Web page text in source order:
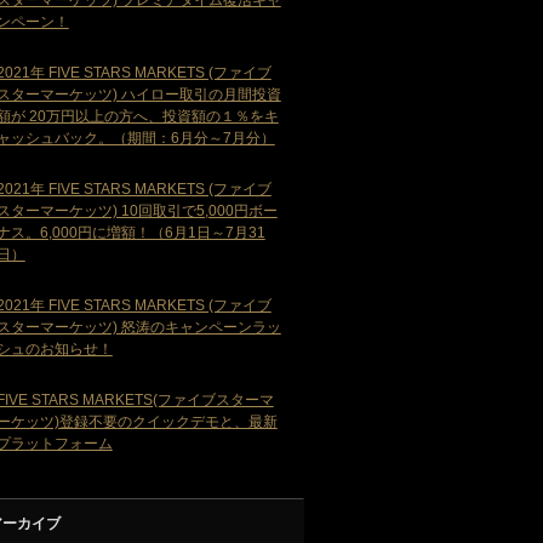
ペーン！
年 FIVE STARS MARKETS (ファイブ
ターマーケッツ) ハイロー取引の月間投資
が 20万円以上の方へ、投資額の１％をキ
ッシュバック。（期間：6月分～7月分）
年 FIVE STARS MARKETS (ファイブ
ターマーケッツ) 10回取引で5,000円ボー
ス。6,000円に増額！（6月1日～7月31
）
年 FIVE STARS MARKETS (ファイブ
ターマーケッツ) 怒涛のキャンペーンラッ
ュのお知らせ！
STARS MARKETS(ファイブスターマ
ケッツ)登録不要のクイックデモと、最新
ラットフォーム
カイブ